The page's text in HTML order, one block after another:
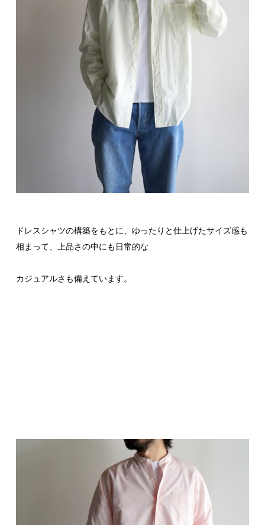
ドレスシャツの構築をもとに、ゆったりと仕上げたサイズ感も
相まって、上品さの中にも日常的な
カジュアルさも備えています。